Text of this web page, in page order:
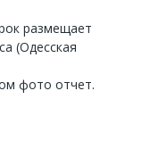
размещает
(Одесская
фото отчет.